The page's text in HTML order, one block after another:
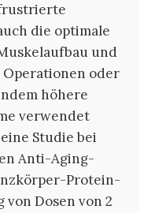
die optimale
und
oder
höhere
verwendet
Studie bei
Anti-Aging-
Protein-
Dosen von 2